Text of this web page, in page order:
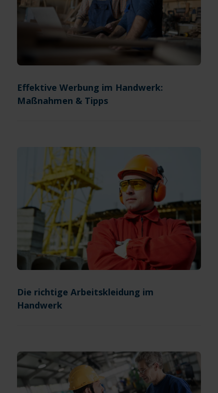
Effektive Werbung im Handwerk:
Maßnahmen & Tipps
Die richtige Arbeitskleidung im
Handwerk